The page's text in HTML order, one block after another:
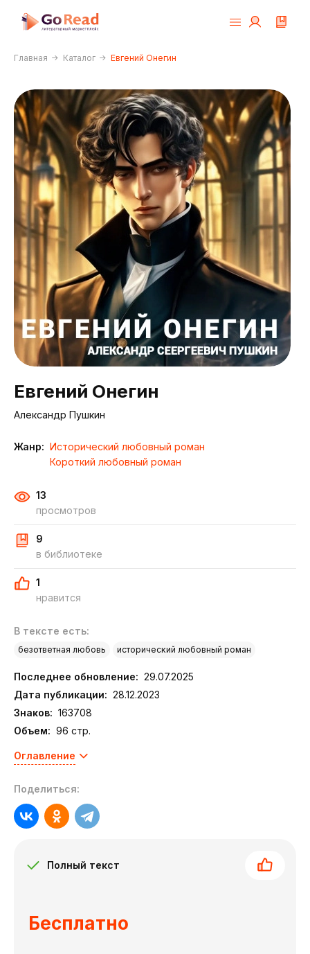
Главная Каталог Евгений Онегин
Евгений Онегин
Александр Пушкин
Жанр: Исторический любовный роман
Короткий любовный роман
13
просмотров
9
в библиотеке
1
нравится
В тексте есть:
безответная любовь исторический любовный роман
Последнее обновление: 29.07.2025
Дата публикации: 28.12.2023
Знаков: 163708
Объем: 96 стр.
Оглавление
Поделиться:
Полный текст
Бесплатно